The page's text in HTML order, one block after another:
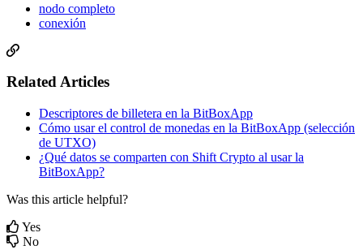
nodo completo
conexión
Related Articles
Descriptores de billetera en la BitBoxApp
Cómo usar el control de monedas en la BitBoxApp (selección
de UTXO)
¿Qué datos se comparten con Shift Crypto al usar la
BitBoxApp?
Was this article helpful?
Yes
No